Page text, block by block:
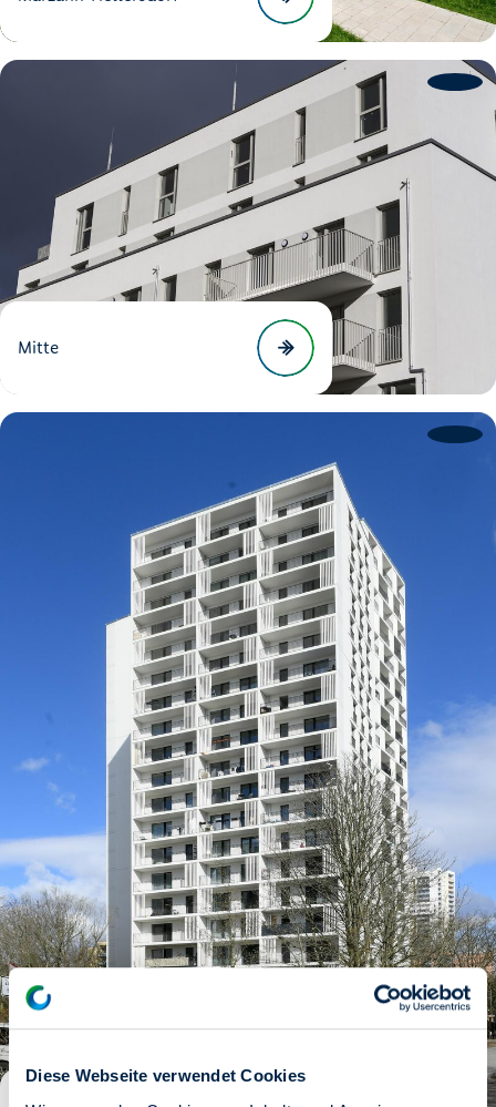
Diese Webseite verwendet Cookies
Mitte